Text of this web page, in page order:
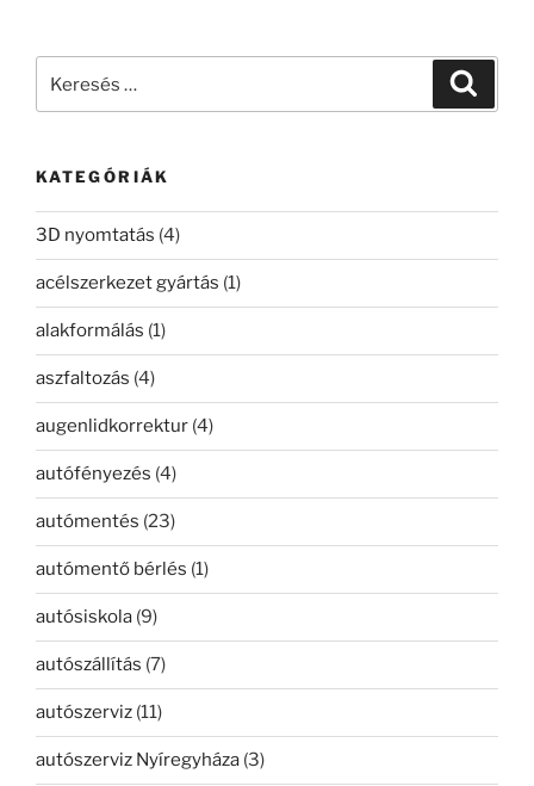
KATEGÓRIÁK
3D nyomtatás (4)
acélszerkezet gyártás (1)
alakformálás (1)
aszfaltozás (4)
augenlidkorrektur (4)
autófényezés (4)
autómentés (23)
autómentő bérlés (1)
autósiskola (9)
autószállítás (7)
autószerviz (11)
autószerviz Nyíregyháza (3)